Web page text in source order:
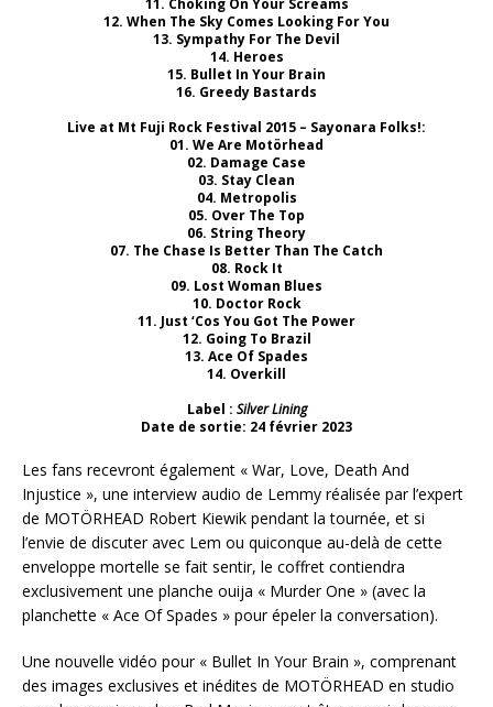
11. Choking On Your Screams
12. When The Sky Comes Looking For You
13. Sympathy For The Devil
14. Heroes
15. Bullet In Your Brain
16. Greedy Bastards
Live at Mt Fuji Rock Festival 2015 – Sayonara Folks!:
01. We Are Motörhead
02. Damage Case
03. Stay Clean
04. Metropolis
05. Over The Top
06. String Theory
07. The Chase Is Better Than The Catch
08. Rock It
09. Lost Woman Blues
10. Doctor Rock
11. Just ‘Cos You Got The Power
12. Going To Brazil
13. Ace Of Spades
14. Overkill
Label : Silver Lining
Date de sortie: 24 février 2023
Les fans recevront également « War, Love, Death And
Injustice », une interview audio de Lemmy réalisée par l’expert
de MOTÖRHEAD Robert Kiewik pendant la tournée, et si
l’envie de discuter avec Lem ou quiconque au-delà de cette
enveloppe mortelle se fait sentir, le coffret contiendra
exclusivement une planche ouija « Murder One » (avec la
planchette « Ace Of Spades » pour épeler la conversation).
Une nouvelle vidéo pour « Bullet In Your Brain », comprenant
des images exclusives et inédites de MOTÖRHEAD en studio